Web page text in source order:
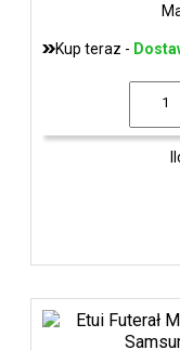
Kup teraz -